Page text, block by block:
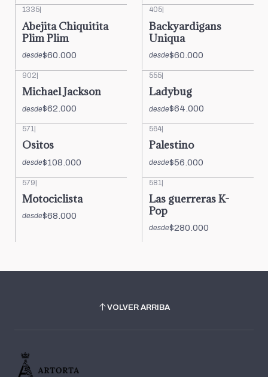
1335
Abejita Chiquitita
Plim Plim
desde$60.000
405
Backyardigans
Uniqua
desde$60.000
902|
Michael Jackson
desde$62.000
555|
Ladybug
desde$64.000
571
Ositos
desde$108.000
564
Palestino
desde$56.000
579|
Motociclista
desde$68.000
581 |
Las guerreras K-
Pop
desde$280.000
VOLVER ARRIBA